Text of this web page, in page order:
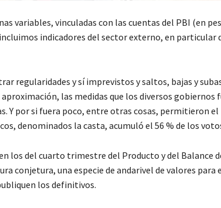
variables, vinculadas con las cuentas del PBI (en
indicadores del sector externo, en particular
regularidades y sí imprevistos y saltos, bajas y
las medidas que los diversos gobiernos
Y por si fuera poco, entre otras cosas, permitieron el
denominados la casta, acumuló el 56 % de los
los del cuarto trimestre del Producto y del Balance
conjetura, una especie de andarivel de valores para
los definitivos.